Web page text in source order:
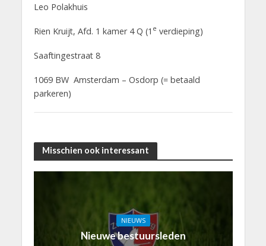
Leo Polakhuis
Rien Kruijt, Afd. 1 kamer 4 Q (1 e verdieping)
Saaftingestraat 8
1069 BW Amsterdam – Osdorp (= betaald
parkeren)
Misschien ook interessant
NIEUWS
Nieuwe bestuursleden